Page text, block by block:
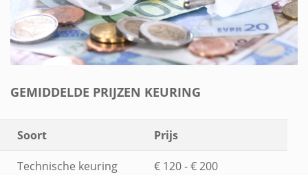
GEMIDDELDE PRIJZEN KEURING
Soort Prijs
Technische keuring € 120 - € 200